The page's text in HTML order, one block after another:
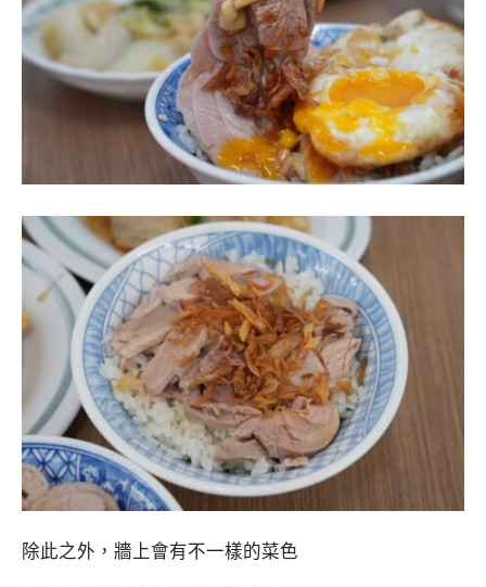
除此之外，牆上會有不一樣的菜色